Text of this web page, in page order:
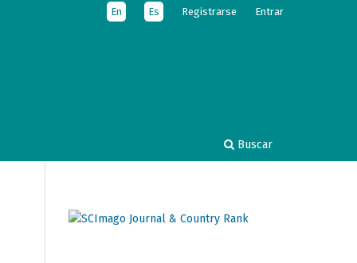
Buscar
En Es Registrarse Entrar